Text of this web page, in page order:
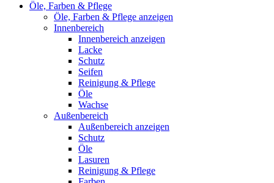
Öle, Farben & Pflege
Öle, Farben & Pflege anzeigen
Innenbereich
Innenbereich anzeigen
Lacke
Schutz
Seifen
Reinigung & Pflege
Öle
Wachse
Außenbereich
Außenbereich anzeigen
Schutz
Öle
Lasuren
Reinigung & Pflege